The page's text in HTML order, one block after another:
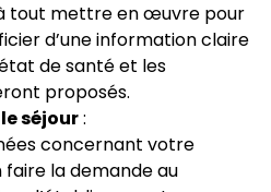
tout mettre en œuvre pour
d’une information claire
de santé et les
proposés.
séjour:
concernant votre
faire la demande au